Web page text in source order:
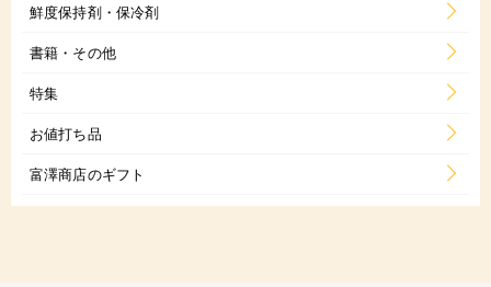
鮮度保持剤・保冷剤
書籍・その他
特集
お値打ち品
富澤商店のギフト